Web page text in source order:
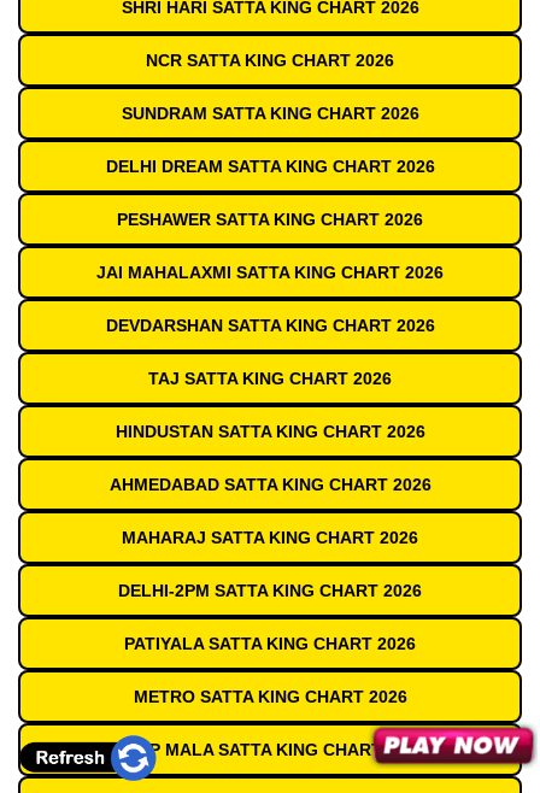
SHRI HARI SATTA KING CHART 2026
NCR SATTA KING CHART 2026
SUNDRAM SATTA KING CHART 2026
DELHI DREAM SATTA KING CHART 2026
PESHAWER SATTA KING CHART 2026
JAI MAHALAXMI SATTA KING CHART 2026
DEVDARSHAN SATTA KING CHART 2026
TAJ SATTA KING CHART 2026
HINDUSTAN SATTA KING CHART 2026
AHMEDABAD SATTA KING CHART 2026
MAHARAJ SATTA KING CHART 2026
DELHI-2PM SATTA KING CHART 2026
PATIYALA SATTA KING CHART 2026
METRO SATTA KING CHART 2026
DEEP MALA SATTA KING CHART 2026